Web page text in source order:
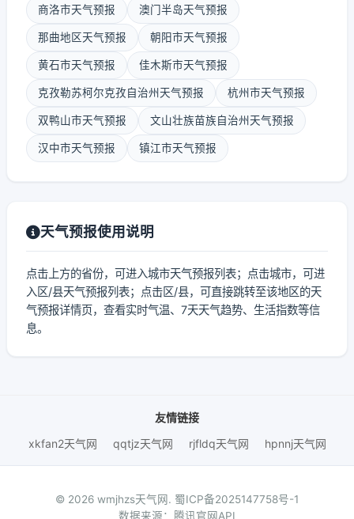
商洛市天气预报 澳门半岛天气预报
那曲地区天气预报 朝阳市天气预报
黄石市天气预报 佳木斯市天气预报
克孜勒苏柯尔克孜自治州天气预报 杭州市天气预报
双鸭山市天气预报 文山壮族苗族自治州天气预报
汉中市天气预报 镇江市天气预报
天气预报使用说明
点击上方的省份，可进入城市天气预报列表；点击城市，可进
入区/县天气预报列表；点击区/县，可直接跳转至该地区的天
气预报详情页，查看实时气温、7天天气趋势、生活指数等信
息。
友情链接
xkfan2天气网
qqtjz天气网 rjfldq天气网 hpnnj天气网
© 2026 wmjhzs天气网. 蜀ICP备2025147758号-1
数据来源：腾讯官网API